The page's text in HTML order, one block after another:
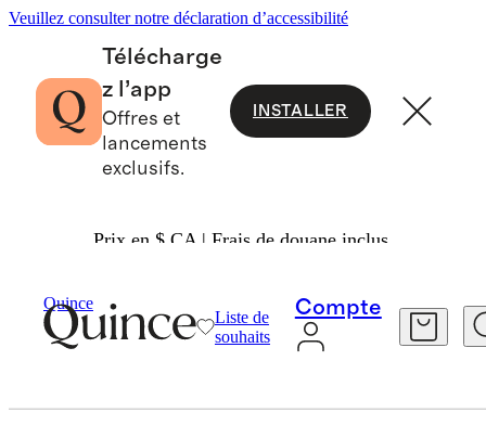
Veuillez consulter notre déclaration d’accessibilité
Télécharge
z l’app
Offres et
lancements
exclusifs.
INSTALLER
Prix en $ CA | Frais de douane inclus.
Quince
Liste de
souhaits
Compte
Shoes
MOCASSINS